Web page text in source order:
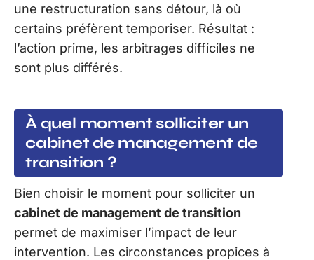
une restructuration sans détour, là où
certains préfèrent temporiser. Résultat :
l’action prime, les arbitrages difficiles ne
sont plus différés.
À quel moment solliciter un
cabinet de management de
transition ?
Bien choisir le moment pour solliciter un
cabinet de management de transition
permet de maximiser l’impact de leur
intervention. Les circonstances propices à